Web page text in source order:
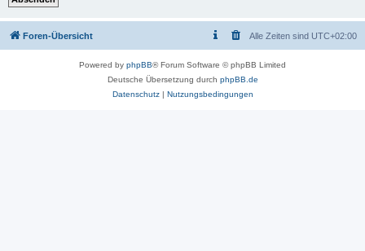
Foren-Übersicht Alle Zeiten sind UTC+02:00
Powered by phpBB® Forum Software © phpBB Limited
Deutsche Übersetzung durch phpBB.de
Datenschutz| Nutzungsbedingungen